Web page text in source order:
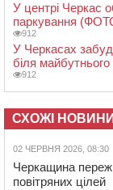
У центрі Черкас
паркування
912
У Черкасах
біля
912
СХОЖІ НОВИНИ
02 ЧЕРВНЯ 2026, 08:30
Черкащина
повітряних цілей